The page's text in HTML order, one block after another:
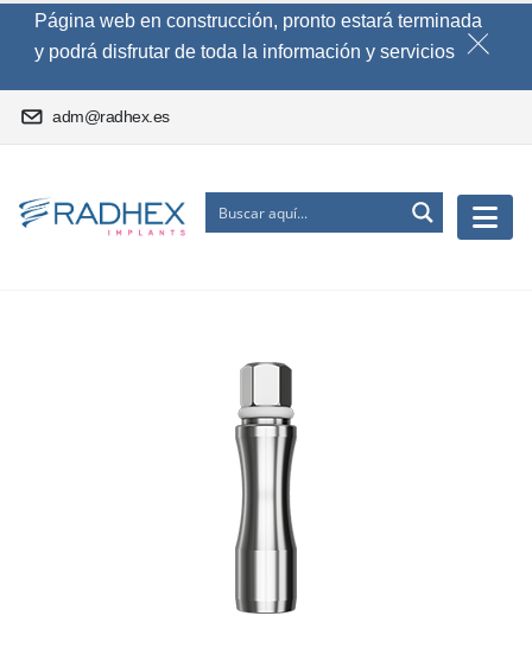
Página web en construcción, pronto estará terminada
y podrá disfrutar de toda la información y servicios
adm@radhex.es